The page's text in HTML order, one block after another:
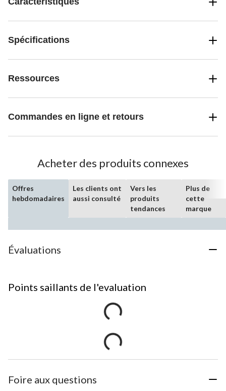
Spécifications
Ressources
Commandes en ligne et retours
Acheter des produits connexes
Offres
hebdomadaires
Les clients ont
aussi consulté
Vers les
produits
tendances
Plus de
cette
marque
Évaluations
Points saillants de l'evaluation
Foire aux questions